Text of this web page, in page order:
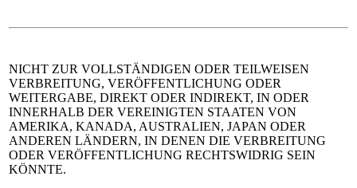
NICHT ZUR VOLLSTÄNDIGEN ODER TEILWEISEN
VERBREITUNG, VERÖFFENTLICHUNG ODER
WEITERGABE, DIREKT ODER INDIREKT, IN ODER
INNERHALB DER VEREINIGTEN STAATEN VON
AMERIKA, KANADA, AUSTRALIEN, JAPAN ODER
ANDEREN LÄNDERN, IN DENEN DIE VERBREITUNG
ODER VERÖFFENTLICHUNG RECHTSWIDRIG SEIN
KÖNNTE.